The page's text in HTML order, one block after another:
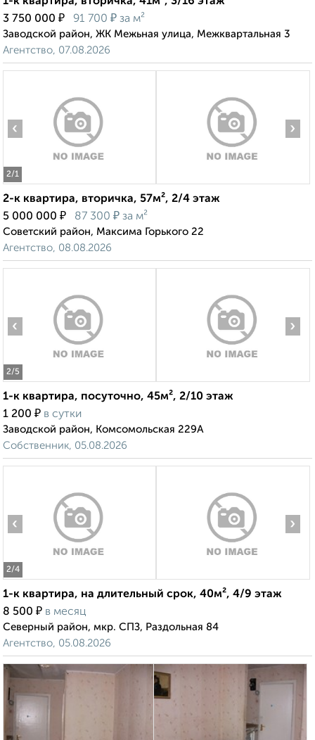
3 750 000 ₽ 91 700 ₽ за м²
Заводской район, ЖК Межьная улица, Межквартальная 3
Агентство, 07.08.2026
2/1
‹ ›
2-к квартира, вторичка, 57м², 2/4 этаж
5 000 000 ₽ 87 300 ₽ за м²
Советский район, Максима Горького 22
Агентство, 08.08.2026
2/5
‹ ›
1-к квартира, посуточно, 45м², 2/10 этаж
1 200 ₽ в сутки
Заводской район, Комсомольская 229А
Собственник, 05.08.2026
2/4
‹ ›
1-к квартира, на длительный срок, 40м², 4/9 этаж
8 500 ₽ в месяц
Северный район, мкр. СПЗ, Раздольная 84
Агентство, 05.08.2026